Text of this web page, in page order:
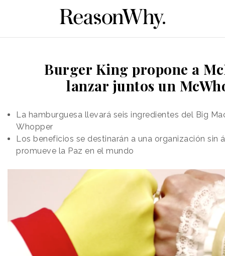
Burger King propone a
lanzar juntos un
La hamburguesa llevará seis ingredientes del Big
Whopper
Los beneficios se destinarán a una organización sin
promueve la Paz en el mundo